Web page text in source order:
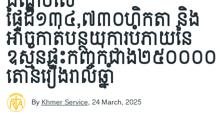
ផ្ទៃដី១៣៤,៧៣០ហិកតា និង
អាចកាត់បន្ថយការបំភាយនៃ
ឧស្ម័នផ្ទះកញ្ចក់ជាង២៥០០០០
តោនរៀងរាល់ឆ្នាំ
ByKhmer Service, 24 March, 2025